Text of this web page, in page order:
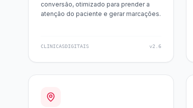
conversão, otimizado para prender a
atenção do paciente e gerar marcações.
CLINICASDIGITAIS v2.6